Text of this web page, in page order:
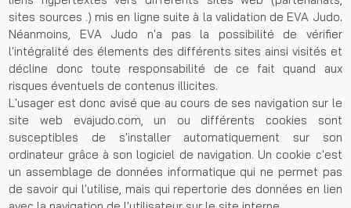
sites sources .) mis en ligne suite à la validation de EVA Judo.
Néanmoins, EVA Judo n'a pas la possibilité de vérifier
l'intégralité des élements des différents sites ainsi visités et
décline donc toute responsabilité de ce fait quand aux
risques éventuels de contenus illicites.
L'usager est donc avisé que au cours de ses navigation sur le
site web evajudo.com, un ou différents cookies sont
susceptibles de s'installer automatiquement sur son
ordinateur grâce à son logiciel de navigation. Un cookie c'est
un assemblage de données informatique qui ne permet pas
de savoir qui l'utilise, mais qui repertorie des données en lien